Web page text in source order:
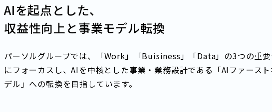
AIを起点とした、
収益性向上と事業モデル転換
パーソルグループでは、「Work」「Buisiness」「Data」の3つの重
にフォーカスし、AIを中核とした事業・業務設計である「AIファース
デル」への転換を目指しています。